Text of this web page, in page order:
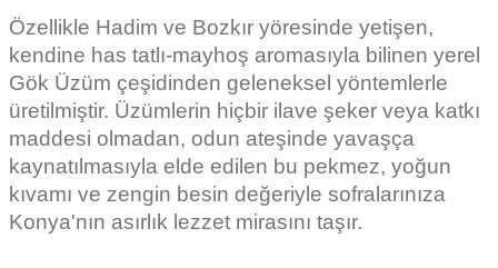
Özellikle Hadim ve Bozkır yöresinde yetişen,
kendine has tatlı-mayhoş aromasıyla bilinen yerel
Gök Üzüm çeşidinden geleneksel yöntemlerle
üretilmiştir. Üzümlerin hiçbir ilave şeker veya katkı
maddesi olmadan, odun ateşinde yavaşça
kaynatılmasıyla elde edilen bu pekmez, yoğun
kıvamı ve zengin besin değeriyle sofralarınıza
Konya'nın asırlık lezzet mirasını taşır.